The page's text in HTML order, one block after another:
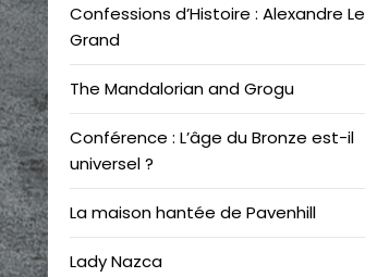
Confessions d’Histoire : Alexandre Le
Grand
The Mandalorian and Grogu
Conférence : L’âge du Bronze est-il
universel ?
La maison hantée de Pavenhill
Lady Nazca